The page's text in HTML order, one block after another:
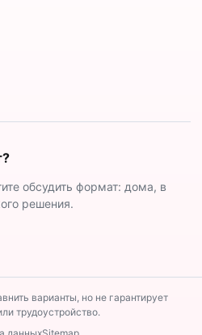
обсудить формат: дома, в
решения.
варианты, но не гарантирует
трудоустройство.